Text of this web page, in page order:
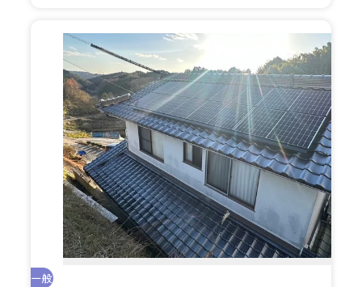
一般